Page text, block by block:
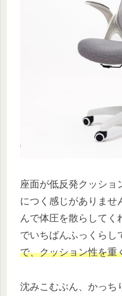
座面が低反発クッショ
につく感じがありませ
んで体圧を散らしてく
でいちばんふっくらし
で、クッション性を重
沈みこむぶん、かっち